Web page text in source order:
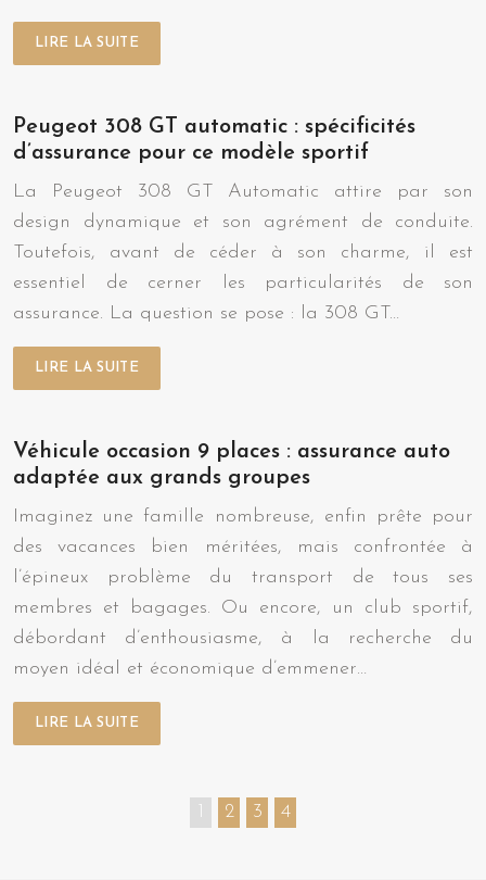
LIRE LA SUITE
Peugeot 308 GT automatic : spécificités
d’assurance pour ce modèle sportif
La Peugeot 308 GT Automatic attire par son
design dynamique et son agrément de conduite.
Toutefois, avant de céder à son charme, il est
essentiel de cerner les particularités de son
assurance. La question se pose : la 308 GT…
LIRE LA SUITE
Véhicule occasion 9 places : assurance auto
adaptée aux grands groupes
Imaginez une famille nombreuse, enfin prête pour
des vacances bien méritées, mais confrontée à
l’épineux problème du transport de tous ses
membres et bagages. Ou encore, un club sportif,
débordant d’enthousiasme, à la recherche du
moyen idéal et économique d’emmener…
LIRE LA SUITE
1 2 3 4